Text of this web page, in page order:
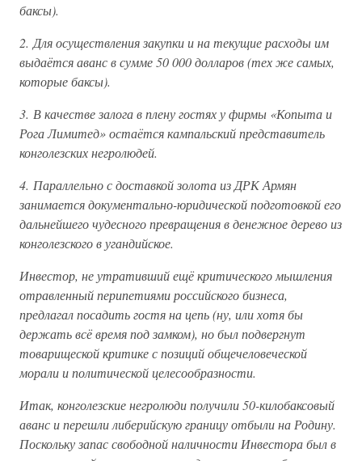
баксы).
2. Для осуществления закупки и на текущие расходы им
выдаётся аванс в сумме 50 000 долларов (тех же самых,
которые баксы).
3. В качестве залога в плену гостях у фирмы «Копыта и
Рога Лимитед» остаётся кампальский представитель
конголезских негролюдей.
4. Параллельно с доставкой золота из ДРК Армян
занимается документально-юридической подготовкой его
дальнейшего чудесного превращения в денежное дерево из
конголезского в угандийское.
Инвестор, не утративший ещё критического мышления
отравленный перипетиями российского бизнеса,
предлагал посадить гостя на цепь (ну, или хотя бы
держать всё время под замком), но был подвергнут
товарищеской критике с позиций общечеловеческой
морали и политической целесообразности.
Итак, конголезские негролюди получили 50-килобаксовый
аванс и перешли либерийскую границу отбыли на Родину.
Поскольку запас свободной наличности Инвестора был в